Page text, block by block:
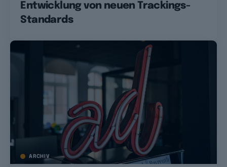
Entwicklung von neuen Trackings-
Standards
ARCHIV